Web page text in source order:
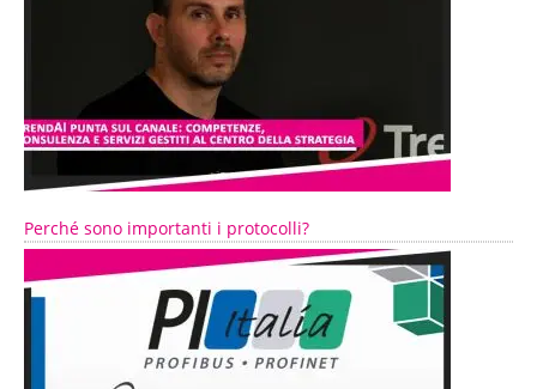
Perché sono importanti i protocolli?